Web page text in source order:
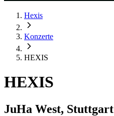
Hexis
Konzerte
HEXIS
HEXIS
JuHa West, Stuttgart